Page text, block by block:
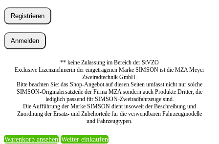
Registrieren
Anmelden
** keine Zulassung im Bereich der StVZO
Exclusive Lizenznehmerin der eingetragenen Marke SIMSON ist die MZA Meyer
Zweiradtechnik GmbH.
Bitte beachten Sie: das Shop-Angebot auf diesen Seiten umfasst nicht nur solche
SIMSON-Originalersatzteile der Firma MZA sondern auch Produkte Dritter, die
lediglich passend für SIMSON-Zweiradfahrzeuge sind.
Die Aufführung der Marke SIMSON dient insoweit der Beschreibung und
Zuordnung der Ersatz- und Zubehörteile für die verwendbaren Fahrzeugmodelle
und Fahrzeugtypen.
Warenkorb ansehen Weiter einkaufen